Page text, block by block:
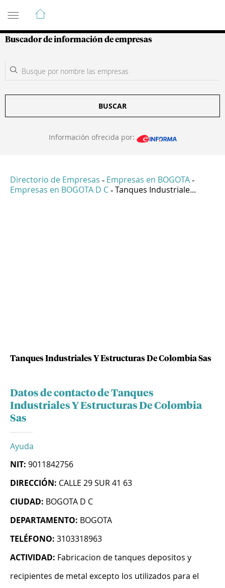
Guía de Empresas Colombianas
Buscador de información de empresas
BUSCAR
Información ofrecida por:
Directorio de Empresas - Empresas en BOGOTA -
Empresas en BOGOTA D C - Tanques Industriale...
Tanques Industriales Y Estructuras De Colombia Sas
Datos de contacto de Tanques
Industriales Y Estructuras De Colombia
Sas
Ayuda
NIT: 9011842756
DIRECCIÓN: CALLE 29 SUR 41 63
CIUDAD: BOGOTA D C
DEPARTAMENTO: BOGOTA
TELÉFONO: 3103318963
ACTIVIDAD: Fabricacion de tanques depositos y
recipientes de metal excepto los utilizados para el